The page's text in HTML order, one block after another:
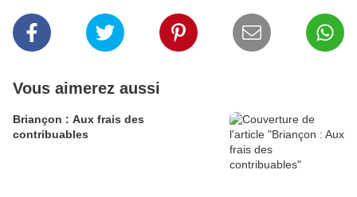
Vous aimerez aussi
Briançon : Aux frais des
contribuables